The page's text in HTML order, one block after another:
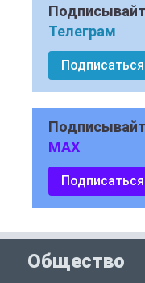
Телеграм
Подписаться
MAX
Подписаться
Общество